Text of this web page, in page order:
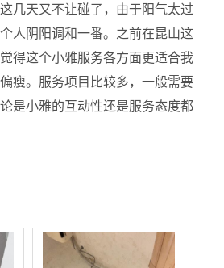
几天又不让碰了，由于阳气太过
人阴阳调和一番。之前在昆山这
得这个小雅服务各方面更适合我
瘦。服务项目比较多，一般需要
是小雅的互动性还是服务态度都